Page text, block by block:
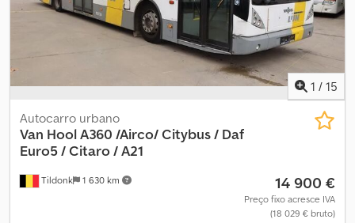
1 / 15
Tildonk 1 630 km
Autocarro urbano
Van HoolA360 /Airco/ Citybus / Daf
Euro5 / Citaro / A21
14 900 €
Preço fixo acresce IVA
(18 029 € bruto)